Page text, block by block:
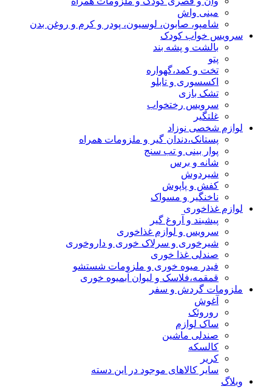
مینی واش
شامپو، صابون، لوسیون، پودر و کرم و روغن بدن
سرویس خواب کودک
بالشت و پشه بند
پتو
تخت و کمد،گهواره
اکسسوری و تابلو
تشک بازی
سرویس رختخواب
غلتگیر
لوازم شخصی نوزاد
پستانک،دندان گیر و ملزومات همراه
پوار بینی و تب سنج
شانه و برس
شیردوش
کفش و پاپوش
ناخنگیر و مسواک
لوازم غذاخوری
پیشبند و آروغ گیر
سرویس و لوازم غذاخوری
شیرخوری و سرلاک خوری و داروخوری
صندلی غذا خوری
فیدر میوه خوری و ملزومات شستشو
قمقمه،فلاسک و لیوان آبمیوه خوری
ملزومات گردش و سفر
آغوش
روروئک
ساک لوازم
صندلی ماشین
کالسکه
کریر
سایر کالاهای موجود در این دسته
وبلاگ